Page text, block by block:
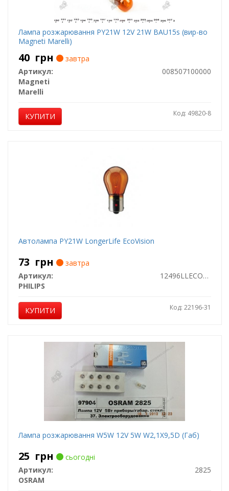
Лампа розжарювання PY21W 12V 21W BAU15s (вир-во
Magneti Marelli)
40 грн
завтра
Артикул:
008507100000
Magneti
Marelli
КУПИТИ Код: 49820-8
Автолампа PY21W LongerLife EcoVision
73 грн
завтра
Артикул:
12496LLECOCP
PHILIPS
КУПИТИ Код: 22196-31
Лампа розжарювання W5W 12V 5W W2,1X9,5D (Габ)
25 грн
сьогодні
Артикул:
2825
OSRAM